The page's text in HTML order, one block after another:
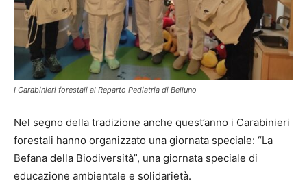
I Carabinieri forestali al Reparto Pediatria di Belluno
Nel segno della tradizione anche quest’anno i Carabinieri
forestali hanno organizzato una giornata speciale: “La
Befana della Biodiversità”, una giornata speciale di
educazione ambientale e solidarietà.